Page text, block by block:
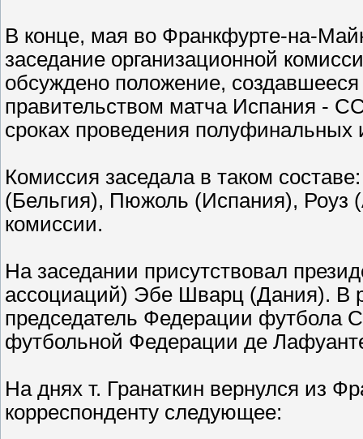
В конце, мая во Франкфурте-на-
заседание организационной
обсуждено положение,
правительством матча Испания -
сроках проведения
Комиссия заседала в таком
(Бельгия), Пюжоль (Испания), Роуз
комиссии.
На заседании присутствовал
ассоциаций) Эбе Шварц (Дания). В
председатель Федерации футбола
футбольной Федерации де
На днях т. Гранаткин вернулся из
корреспонденту следующее: